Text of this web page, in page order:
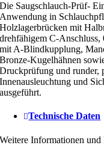
Die Saugschlauch-Prüf-
Anwendung in
Holzlagerbrücken mit
drehfähigem C-
mit A-Blindkupplung,
Bronze-Kugelhähnen
Druckprüfung und runder,
Innenausleuchtung und
ausgeführt.
Technische Daten
Weitere Informationen